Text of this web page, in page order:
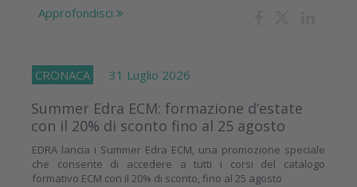
Approfondisci
CRONACA 31 Luglio 2026
Summer Edra ECM: formazione d’estate
con il 20% di sconto fino al 25 agosto
EDRA lancia i Summer Edra ECM, una promozione speciale
che consente di accedere a tutti i corsi del catalogo
formativo ECM con il 20% di sconto, fino al 25 agosto